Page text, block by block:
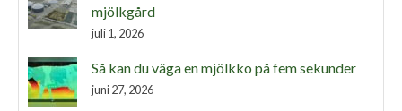
mjölkgård
juli 1, 2026
Så kan du väga en mjölkko på fem sekunder
juni 27, 2026